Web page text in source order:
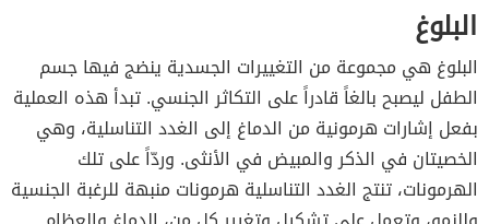
البلوغ
البلوغ هي مجموعة من التغييرات الجسدية ينضج فيها جسم
الطفل ليصبح بالغاً قادراً على التكاثر الجنسي. تبدأ هذه العملية
بفعل إشارات هرمونية من الدماغ إلى الغدد التناسلية، وهي
الخصيتان في الذكر والمبيض في الأنثى. وردّاً على تلك
الهرمونات، تنتج الغدد التناسلية هرمونات منبهة للرغبة الجنسية